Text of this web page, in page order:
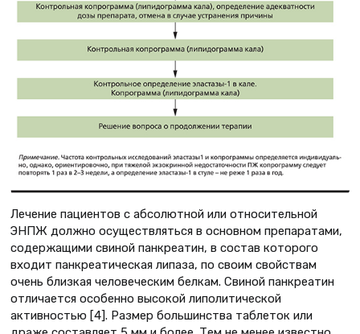
Лечение пациентов с абсолютной или относительной
ЭНПЖ должно осуществляться в основном препаратами,
содержащими свиной панкреатин, в состав которого
входит панкреатическая липаза, по своим свойствам
очень близкая человеческим белкам. Свиной панкреатин
отличается особенно высокой липолитической
активностью [4]. Размер большинства таблеток или